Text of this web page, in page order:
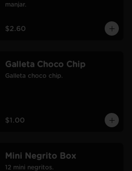
manjar.
$2.60
Galleta Choco Chip
Galleta choco chip.
$1.00
Mini Negrito Box
12 mini negritos.